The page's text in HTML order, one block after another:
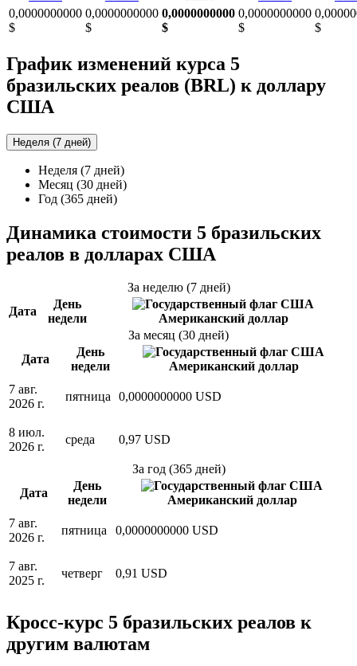
0,0000000000
$
0,0000000000
$
0,0000000000
$
0,0000000000
$
$
График изменений курса 5
бразильских реалов (BRL) к доллару
США
Неделя (7 дней)
Неделя (7 дней)
Месяц (30 дней)
Год (365 дней)
Динамика стоимости 5 бразильских
реалов в долларах США
За неделю (7 дней)
Дата
День
недели
Американский доллар
За месяц (30 дней)
Дата
День
недели
Американский доллар
7 авг.
2026 г.
пятница 0,0000000000 USD
8 июл.
2026 г.
среда 0,97 USD
За год (365 дней)
Дата
День
недели
Американский доллар
7 авг.
2026 г.
пятница 0,0000000000 USD
7 авг.
2025 г.
четверг 0,91 USD
Кросс-курс 5 бразильских реалов к
другим валютам